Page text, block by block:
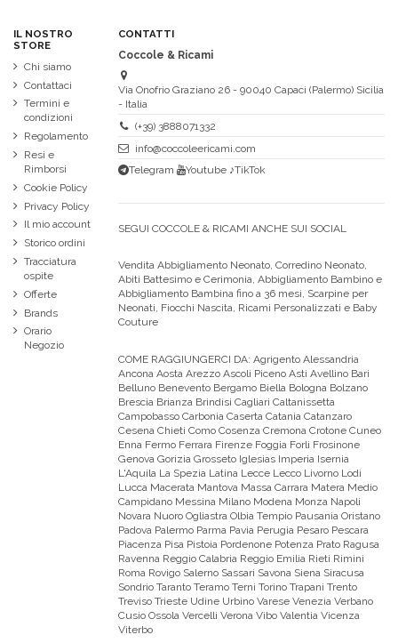
IL NOSTRO
STORE
Chi siamo
Contattaci
Termini e
condizioni
Regolamento
Resi e
Rimborsi
Cookie Policy
Privacy Policy
Il mio account
Storico ordini
Tracciatura
ospite
Offerte
Brands
Orario
Negozio
CONTATTI
Coccole & Ricami
Via Onofrio Graziano 26 - 90040 Capaci (Palermo) Sicilia
- Italia
(+39) 3888071332
info@coccoleericami.com
Telegram
Youtube ♪TikTok
SEGUI COCCOLE & RICAMI ANCHE SUI SOCIAL
Vendita Abbigliamento Neonato, Corredino Neonato,
Abiti Battesimo e Cerimonia, Abbigliamento Bambino e
Abbigliamento Bambina fino a 36 mesi, Scarpine per
Neonati, Fiocchi Nascita, Ricami Personalizzati e Baby
Couture
COME RAGGIUNGERCI DA: Agrigento Alessandria
Ancona Aosta Arezzo Ascoli Piceno Asti Avellino Bari
Belluno Benevento Bergamo Biella Bologna Bolzano
Brescia Brianza Brindisi Cagliari Caltanissetta
Campobasso Carbonia Caserta Catania Catanzaro
Cesena Chieti Como Cosenza Cremona Crotone Cuneo
Enna Fermo Ferrara Firenze Foggia Forli Frosinone
Genova Gorizia Grosseto Iglesias Imperia Isernia
L'Aquila La Spezia Latina Lecce Lecco Livorno Lodi
Lucca Macerata Mantova Massa Carrara Matera Medio
Campidano Messina Milano Modena Monza Napoli
Novara Nuoro Ogliastra Olbia Tempio Pausania Oristano
Padova Palermo Parma Pavia Perugia Pesaro Pescara
Piacenza Pisa Pistoia Pordenone Potenza Prato Ragusa
Ravenna Reggio Calabria Reggio Emilia Rieti Rimini
Roma Rovigo Salerno Sassari Savona Siena Siracusa
Sondrio Taranto Teramo Terni Torino Trapani Trento
Treviso Trieste Udine Urbino Varese Venezia Verbano
Cusio Ossola Vercelli Verona Vibo Valentia Vicenza
Viterbo